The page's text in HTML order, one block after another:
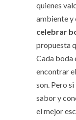
quienes
ambiente y
celebrar
propuesta
Cada boda
encontrar
son. Pero
sabor y
el mejor